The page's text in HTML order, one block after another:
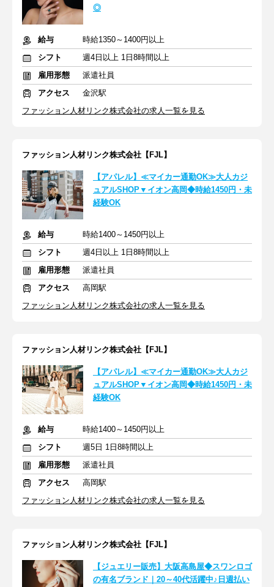
◎
給与
時給1350～1400円以上
シフト
週4日以上 1日8時間以上
雇用形態
派遣社員
アクセス
金沢駅
ファッション人材リンク株式会社の求人一覧を見る
ファッション人材リンク株式会社【FJL】
【アパレル】≪マイカー通勤OK≫大人カジ
ュアルSHOP▼イオン高岡◆時給1450円・未
経験OK
給与
時給1400～1450円以上
シフト
週4日以上 1日8時間以上
雇用形態
派遣社員
アクセス
高岡駅
ファッション人材リンク株式会社の求人一覧を見る
ファッション人材リンク株式会社【FJL】
【アパレル】≪マイカー通勤OK≫大人カジ
ュアルSHOP▼イオン高岡◆時給1450円・未
経験OK
給与
時給1400～1450円以上
シフト
週5日 1日8時間以上
雇用形態
派遣社員
アクセス
高岡駅
ファッション人材リンク株式会社の求人一覧を見る
ファッション人材リンク株式会社【FJL】
【ジュエリー販売】大阪高島屋◆スワンロゴ
の有名ブランド｜20～40代活躍中♪日週払い